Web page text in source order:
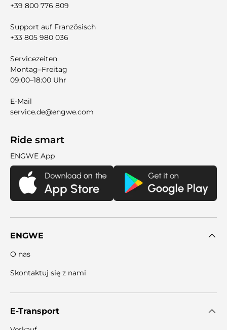
+39 800 776 809
Support auf Französisch
+33 805 980 036
Servicezeiten
Montag–Freitag
09:00–18:00 Uhr
E-Mail
service.de@engwe.com
Ride smart
ENGWE App
ENGWE
O nas
Skontaktuj się z nami
E-Transport